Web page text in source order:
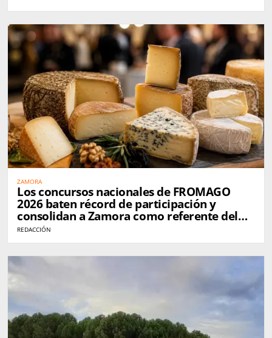
ZAMORA
Los concursos nacionales de FROMAGO
2026 baten récord de participación y
consolidan a Zamora como referente del
queso en España
REDACCIÓN